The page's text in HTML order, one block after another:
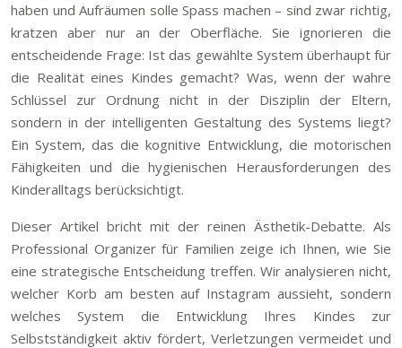
haben und Aufräumen solle Spass machen – sind zwar richtig,
kratzen aber nur an der Oberfläche. Sie ignorieren die
entscheidende Frage: Ist das gewählte System überhaupt für
die Realität eines Kindes gemacht? Was, wenn der wahre
Schlüssel zur Ordnung nicht in der Disziplin der Eltern,
sondern in der intelligenten Gestaltung des Systems liegt?
Ein System, das die kognitive Entwicklung, die motorischen
Fähigkeiten und die hygienischen Herausforderungen des
Kinderalltags berücksichtigt.
Dieser Artikel bricht mit der reinen Ästhetik-Debatte. Als
Professional Organizer für Familien zeige ich Ihnen, wie Sie
eine strategische Entscheidung treffen. Wir analysieren nicht,
welcher Korb am besten auf Instagram aussieht, sondern
welches System die Entwicklung Ihres Kindes zur
Selbstständigkeit aktiv fördert, Verletzungen vermeidet und